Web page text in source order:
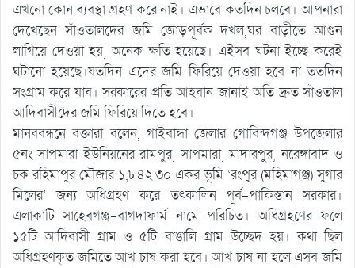
এখনো কোন ব্যবস্থা গ্রহণ করে নাই। এভাবে কতদিন চলবে। আপনারা
দেখেছেন সাঁওতালদের জমি জোড়পূর্বক দখল,ঘর বাড়ীতে আগুন
লাগিয়ে দেওয়া হয়, অনেক ক্ষতি হয়েছে। এইসব ঘটনা ইচ্ছে করেই
ঘটানো হয়েছে।যতদিন এদের জমি ফিরিয়ে দেওয়া হবে না ততদিন
সংগ্রাম করে যাব। সরকারের প্রতি আহবান জানাই অতি দ্রুত সাঁওতাল
আদিবাসীদের জমি ফিরিয়ে দিতে হবে।
মানববন্ধনে বক্তারা বলেন, গাইবান্ধা জেলার গোবিন্দগঞ্জ উপজেলার
৫নং সাপমারা ইউনিয়নের রামপুর, সাপমারা, মাদারপুর, নরেঙ্গাবাদ ও
চক রহিমাপুর মৌজার ১,৮৪২.৩০ একর ভূমি ‘রংপুর (মহিমাগঞ্জ) সুগার
মিলের’ জন্য অধিগ্রহণ করে তৎকালিন পূর্ব-পাকিস্তান সরকার।
এলাকাটি সাহেবগঞ্জ-বাগদাফার্ম নামে পরিচিত। অধিগ্রহণের ফলে
১৫টি আদিবাসী গ্রাম ও ৫টি বাঙালি গ্রাম উচ্ছেদ হয়। কথা ছিল
অধিগ্রহণকৃত জমিতে আখ চাষ করা হবে। আখ চাষ না হলে এসব জমি